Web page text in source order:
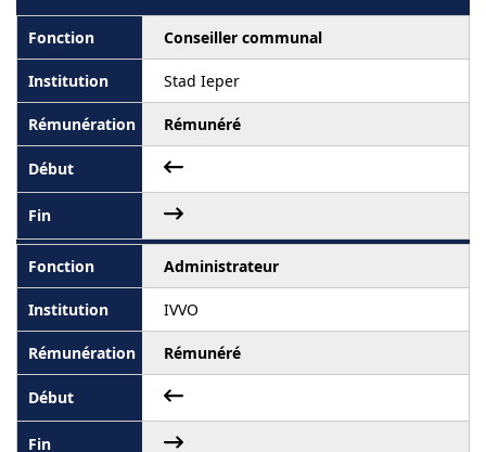
Conseiller communal
Stad Ieper
Rémunéré
Administrateur
IVVO
Rémunéré